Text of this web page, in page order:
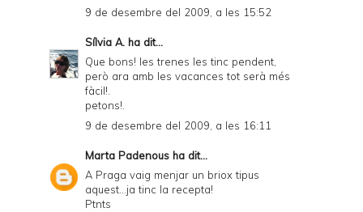
9 de desembre del 2009, a les 15:52
Sílvia A. ha dit...
Que bons! les trenes les tinc pendent,
però ara amb les vacances tot serà més
fàcil!.
petons!.
9 de desembre del 2009, a les 16:11
Marta Padenous ha dit...
A Praga vaig menjar un briox tipus
aquest...ja tinc la recepta!
Ptnts